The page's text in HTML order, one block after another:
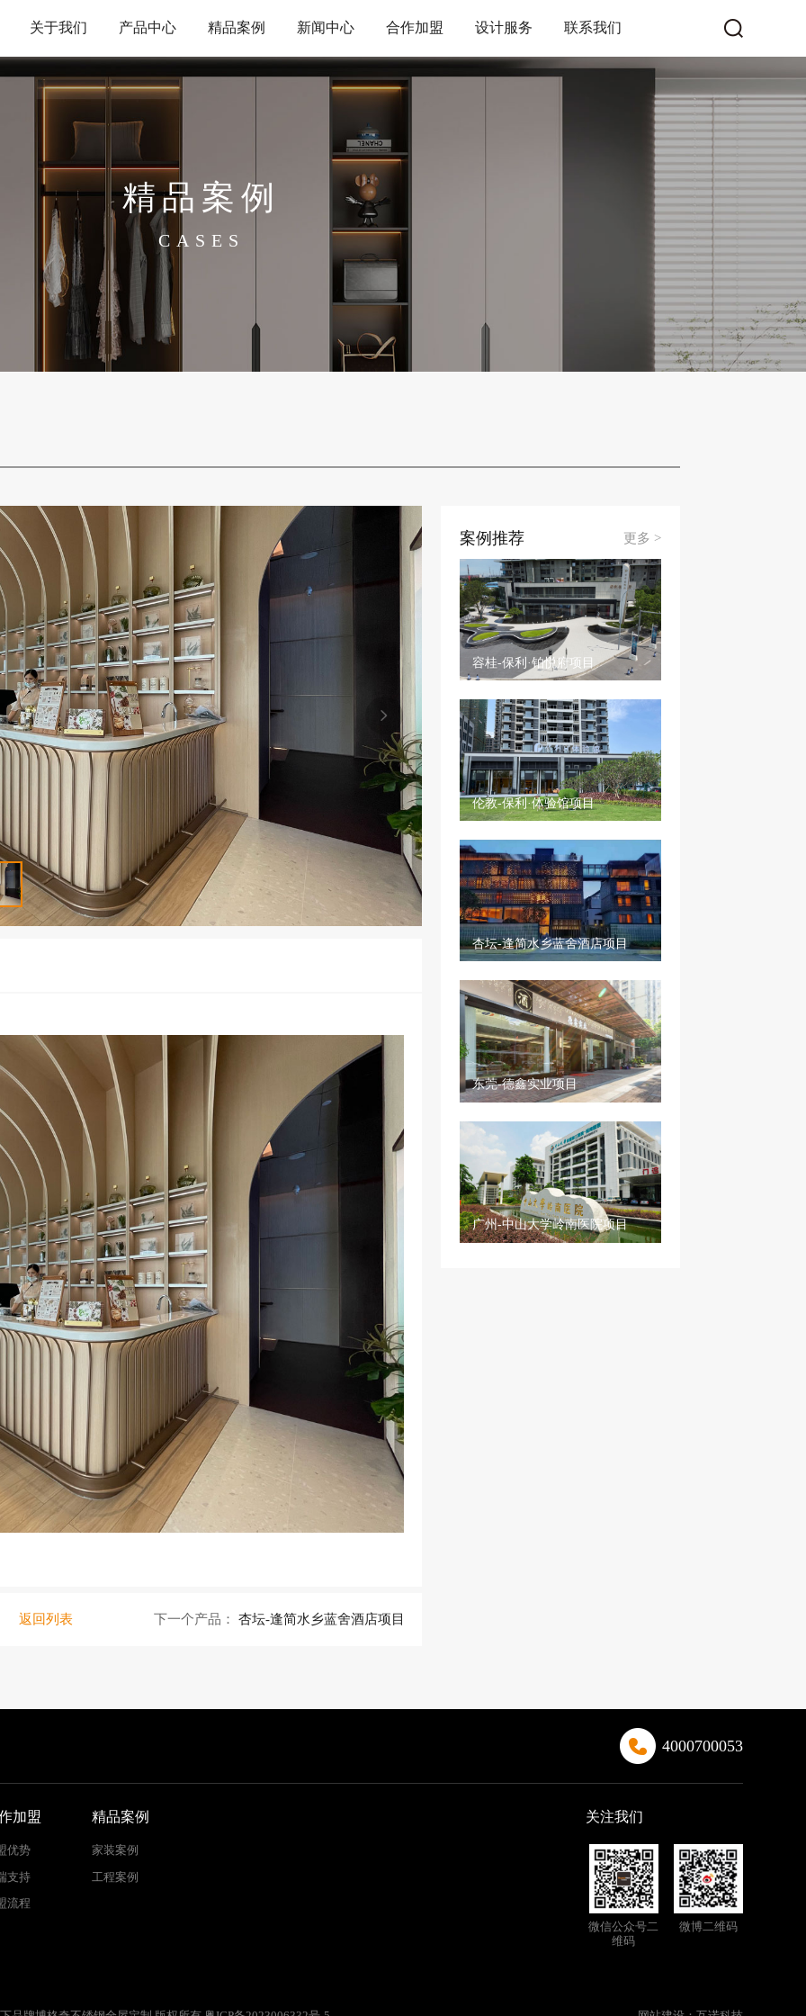
关于我们 产品中心 精品案例 新闻中心 合作加盟 设计服务 联系我们
精品案例
CASES
返回列表 下一个产品： 杏坛-逢简水乡蓝舍酒店项目
案例推荐 更多 >
容桂-保利·铂悦府项目
伦教-保利·体验馆项目
杏坛-逢简水乡蓝舍酒店项目
东莞-德鑫实业项目
广州-中山大学岭南医院项目
4000700053
加盟
优势
支持
流程
精品案例
家装案例
工程案例
关注我们
微信公众号二
维码
微博二维码